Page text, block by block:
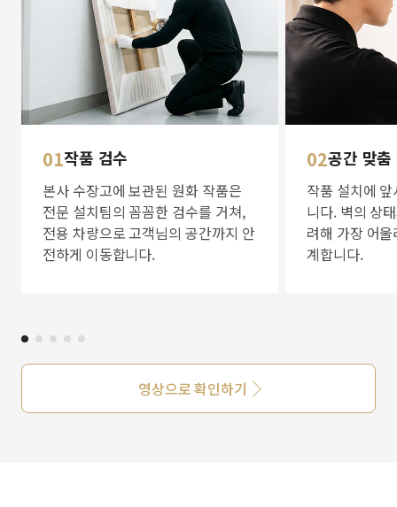
01작품 검수
본사 수장고에 보관된 원화 작품은
전문 설치팀의 꼼꼼한 검수를 거쳐,
전용 차량으로 고객님의 공간까지 안
전하게 이동합니다.
02공간 맞
작품 설치에
니다. 벽의 상
려해 가장 어
계합니다.
영상으로 확인하기